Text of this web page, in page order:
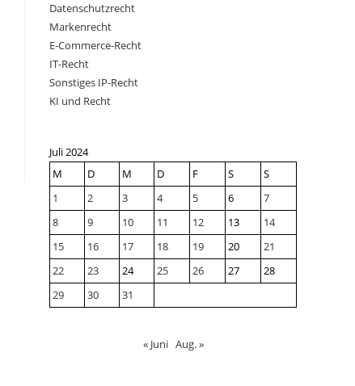
Datenschutzrecht
Markenrecht
E-Commerce-Recht
IT-Recht
Sonstiges IP-Recht
KI und Recht
Juli 2024
M
D M D F S
S
1
2 3 4 5 6
7
8
9 10 11 12 13
14
15
16 17 18 19 20
21
22
23 24 25 26 27
28
29
30 31
« Juni Aug. »